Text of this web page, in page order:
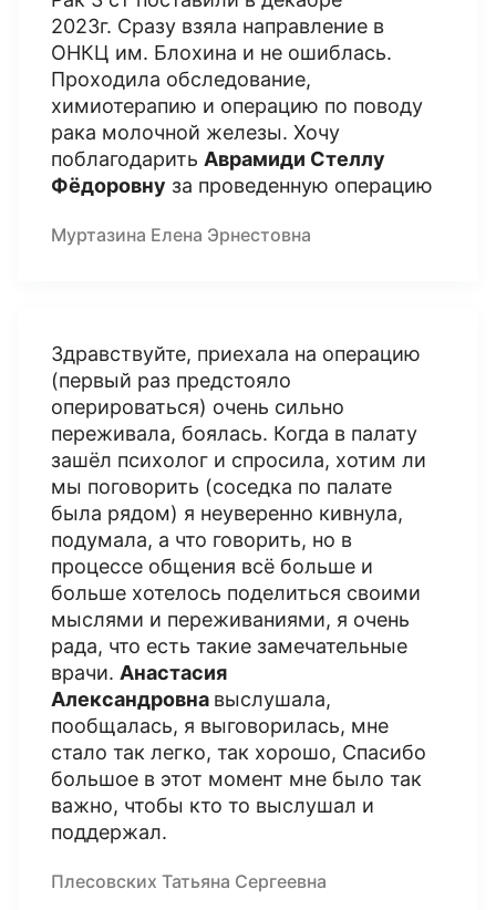
2023г. Сразу взяла направление в
ОНКЦ им. Блохина и не ошиблась.
Проходила обследование,
химиотерапию и операцию по поводу
рака молочной железы. Хочу
поблагодарить Аврамиди Стеллу
Фёдоровну за проведенную операцию
Муртазина Елена Эрнестовна
Здравствуйте, приехала на операцию
(первый раз предстояло
оперироваться) очень сильно
переживала, боялась. Когда в палату
зашёл психолог и спросила, хотим ли
мы поговорить (соседка по палате
была рядом) я неуверенно кивнула,
подумала, а что говорить, но в
процессе общения всё больше и
больше хотелось поделиться своими
мыслями и переживаниями, я очень
рада, что есть такие замечательные
врачи. Анастасия
Александровна выслушала,
пообщалась, я выговорилась, мне
стало так легко, так хорошо, Спасибо
большое в этот момент мне было так
важно, чтобы кто то выслушал и
поддержал.
Плесовских Татьяна Сергеевна